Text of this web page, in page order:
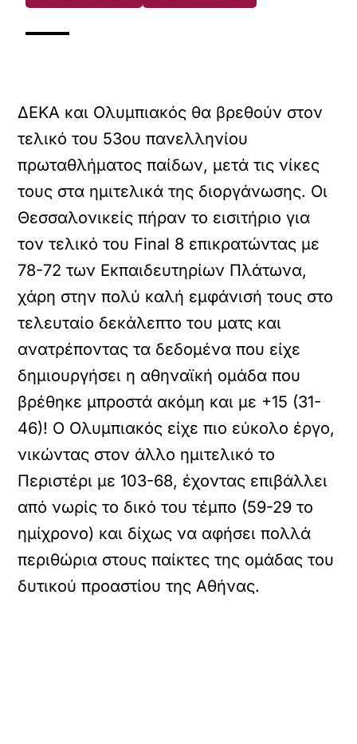
ΔΕΚΑ και Ολυμπιακός θα βρεθούν στον
τελικό του 53ου πανελληνίου
πρωταθλήματος παίδων, μετά τις νίκες
τους στα ημιτελικά της διοργάνωσης. Οι
Θεσσαλονικείς πήραν το εισιτήριο για
τον τελικό του Final 8 επικρατώντας με
78-72 των Εκπαιδευτηρίων Πλάτωνα,
χάρη στην πολύ καλή εμφάνισή τους στο
τελευταίο δεκάλεπτο του ματς και
ανατρέποντας τα δεδομένα που είχε
δημιουργήσει η αθηναϊκή ομάδα που
βρέθηκε μπροστά ακόμη και με +15 (31-
46)! Ο Ολυμπιακός είχε πιο εύκολο έργο,
νικώντας στον άλλο ημιτελικό το
Περιστέρι με 103-68, έχοντας επιβάλλει
από νωρίς το δικό του τέμπο (59-29 το
ημίχρονο) και δίχως να αφήσει πολλά
περιθώρια στους παίκτες της ομάδας του
δυτικού προαστίου της Αθήνας.